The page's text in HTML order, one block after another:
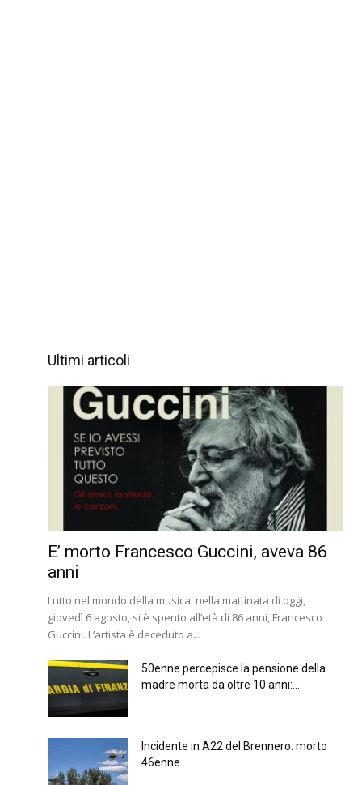
Ultimi articoli
E’ morto Francesco Guccini, aveva 86
anni
Lutto nel mondo della musica: nella mattinata di oggi,
giovedì 6 agosto, si è spento all’età di 86 anni, Francesco
Guccini. L’artista è deceduto a...
50enne percepisce la pensione della
madre morta da oltre 10 anni:...
Incidente in A22 del Brennero: morto
46enne